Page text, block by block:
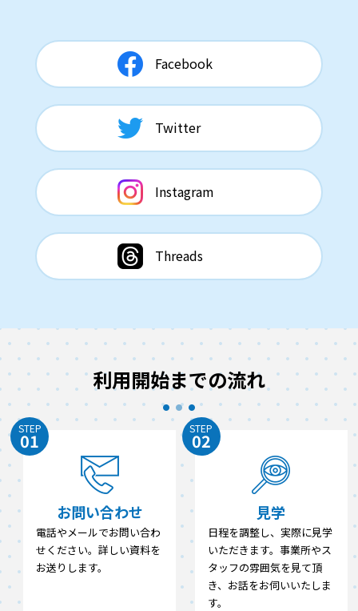
Facebook
Twitter
Instagram
Threads
利用開始までの流れ
STEP
01
お問い合わせ
電話やメールでお問い合わ
せください。詳しい資料を
お送りします。
STEP
02
見学
日程を調整し、実際に見学
いただきます。事業所やス
タッフの雰囲気を見て頂
き、お話をお伺いいたしま
す。